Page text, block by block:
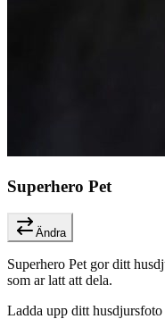
Superhero Pet
Ändra
Superhero Pet gor ditt
som ar latt att dela.
Ladda upp ditt husdjursfoto